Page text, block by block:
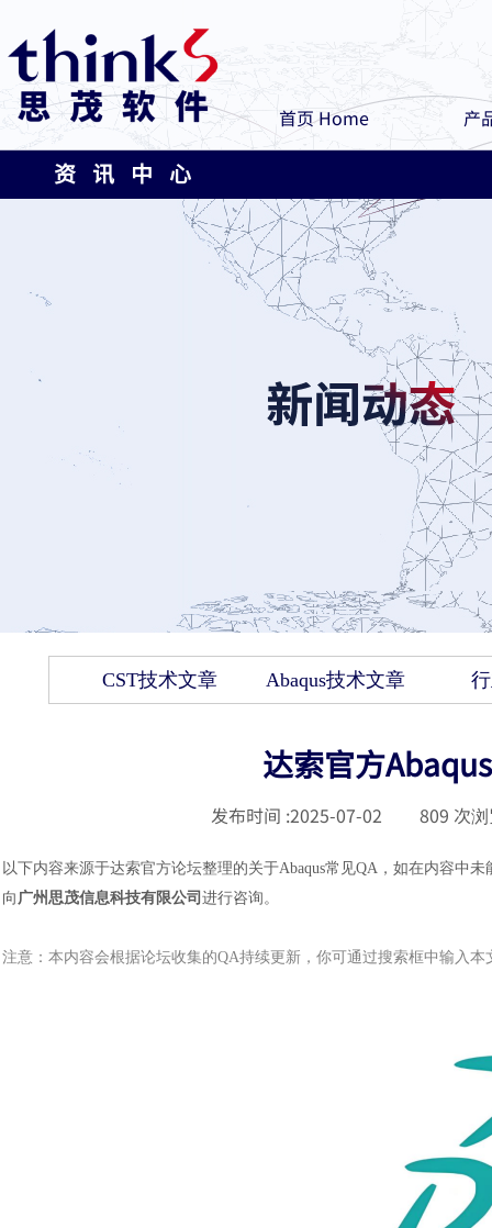
首页 Home 产
资 讯 中 心
CST技术文章 Abaqus技术文章
达索官方
发布时间 :2025-07-02 809 次
以下内容来源于达索官方论坛整理的关于Abaqus常见QA，如在内容中
向 广州思茂信息科技有限公司 进行咨询。
注意：本内容会根据论坛收集的QA持续更新，你可通过搜索框中输入